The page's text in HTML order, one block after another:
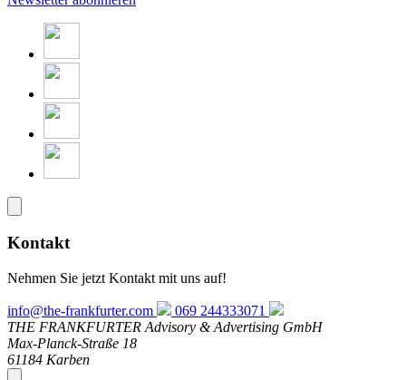
Kontakt
Nehmen Sie jetzt Kontakt mit uns auf!
info@the-frankfurter.com
069 244333071
THE FRANKFURTER Advisory & Advertising GmbH
Max-Planck-Straße 18
61184 Karben